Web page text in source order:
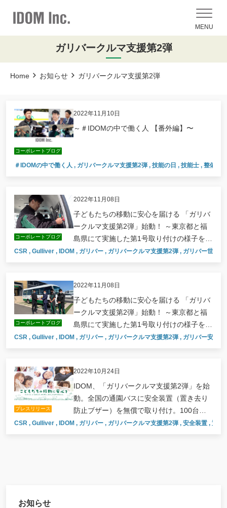
MENU
ガリバークルマ支援第2弾
Home お知らせ ガリバークルマ支援第2弾
2022年11月10日
コーポレートブログ
～＃IDOMの中で働く人 【番外編】〜
＃IDOMの中で働く人 , ガリバークルマ支援第2弾 , 技能の日 , 技能士 , 整備職
2022年11月08日
コーポレートブログ
子どもたちの移動に安心を届ける 「ガリバ
ークルマ支援第2弾」始動！ ～東京都と福
島県にて実施した第1号取り付けの様子をレ
ポート～ （東京編）
CSR , Gulliver , IDOM , ガリバー , ガリバークルマ支援第2弾 , ガリバー世田
2022年11月08日
コーポレートブログ
子どもたちの移動に安心を届ける 「ガリバ
ークルマ支援第2弾」始動！ ～東京都と福
島県にて実施した第1号取り付けの様子をレ
ポート～ （福島編）
CSR , Gulliver , IDOM , ガリバー , ガリバークルマ支援第2弾 , ガリバー安積店
2022年10月24日
プレスリリース
IDOM、「ガリバークルマ支援第2弾」を始
動。全国の通園バスに安全装置（置き去り
防止ブザー）を無償で取り付け。100台へ
の取り付けを目指し10月28日（金）に東京
CSR , Gulliver , IDOM , ガリバー , ガリバークルマ支援第2弾 , 安全装置 , 置き
お知らせ